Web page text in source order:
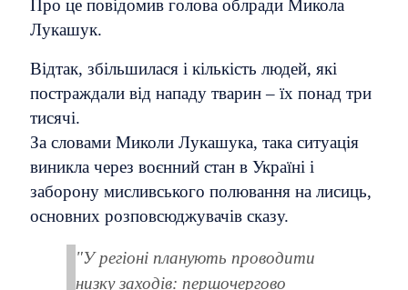
Про це повідомив голова облради Микола
Лукашук.
Відтак, збільшилася і кількість людей, які
постраждали від нападу тварин – їх понад три
тисячі.
За словами Миколи Лукашука, така ситуація
виникла через воєнний стан в Україні і
заборону мисливського полювання на лисиць,
основних розповсюджувачів сказу.
"У регіоні планують проводити
низку заходів: першочергово